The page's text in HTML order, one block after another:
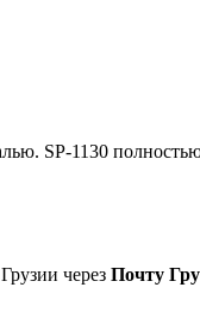
SP-1130
через Почту